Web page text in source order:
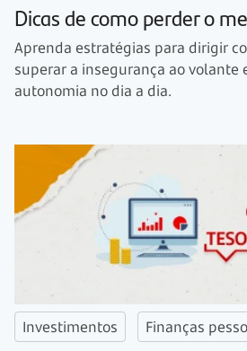
Dicas de como perder o
Aprenda estratégias para dirigir
superar a insegurança ao volante
autonomia no dia a dia.
Investimentos Finanças